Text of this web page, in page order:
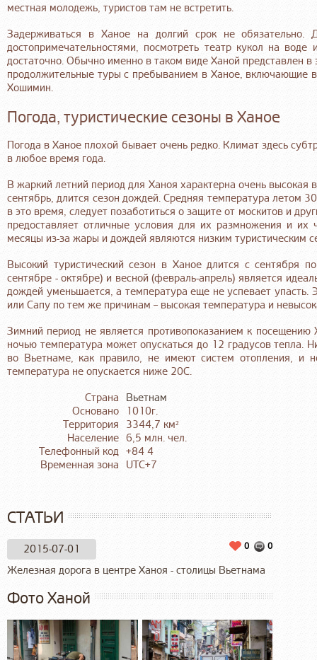
местная молодежь, туристов там не встретить.
Задерживаться в Ханое на долгий срок не обязательно.
достопримечательностями, посмотреть театр кукол на
достаточно. Обычно именно в таком виде Ханой представлен
продолжительные туры с пребыванием в Ханое, включающие
Хошимин.
Погода, туристические сезоны в Ханое
Погода в Ханое плохой бывает очень редко. Климат здесь
в любое время года.
В жаркий летний период для Ханоя характерна очень
сентябрь, длится сезон дождей. Средняя температура летом
в это время, следует позаботиться о защите от москитов и
предоставляет отличные условия для их размножения и их
месяцы из-за жары и дождей являются низким туристическим
Высокий туристический сезон в Ханое длится с сентября
сентябре - октябре) и весной (февраль-апрель) является
дождей уменьшается, а температура еще не успевает упасть.
или Сапу по тем же причинам – высокая температура и
Зимний период не является противопоказанием к
ночью температура может опускаться до 12 градусов тепла.
во Вьетнаме, как правило, не имеют систем отопления, и
температура не опускается ниже 20С.
Страна
Вьетнам
Основано
1010г.
Территория
3344,7 км²
Население 6,5 млн. чел.
Телефонный код +84 4
Временная зона
UTC+7
СТАТЬИ
2015-07-01 0
0
Железная дорога в центре Ханоя - столицы Вьетнама
Фото Ханой